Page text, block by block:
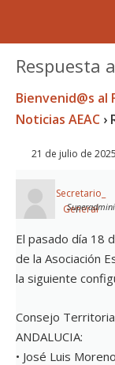
Respuesta
Bienvenid@s al
Noticias AEAC ›
21 de julio de
Secretario_
General
El pasado día 18
de la Asociación
la siguiente
Consejo
ANDALUCIA:
• José Luis